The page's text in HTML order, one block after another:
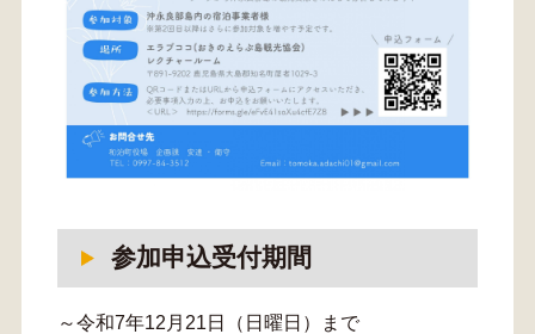
参加申込受付期間
～令和7年12月21日（日曜日）まで